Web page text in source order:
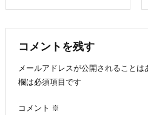
稿
ナ
ビ
ゲ
コメントを残す
メールアドレスが公開されることは
欄は必須項目です
コメント ※